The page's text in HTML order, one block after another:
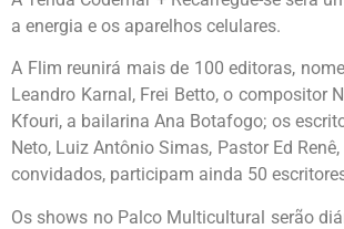
a energia e os aparelhos celulares.
A Flim reunirá mais de 100 editoras,
Leandro Karnal, Frei Betto, o compositor
Kfouri, a bailarina Ana Botafogo; os
Neto, Luiz Antônio Simas, Pastor Ed
convidados, participam ainda 50
Os shows no Palco Multicultural serão